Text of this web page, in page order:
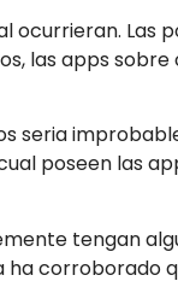
ocurrieran. Las
las apps sobre
seria
poseen las
tengan
ha corroborado